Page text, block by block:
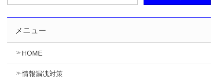
メニュー
HOME
情報漏洩対策